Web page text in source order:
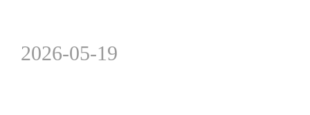
2026-05-19